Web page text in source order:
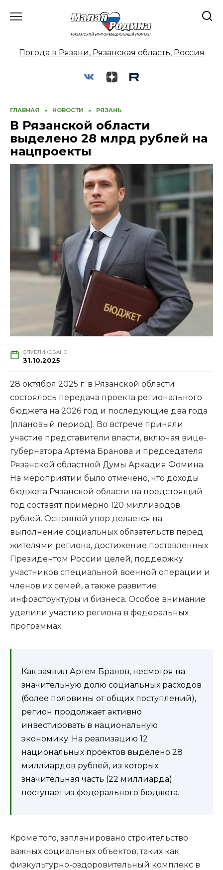
Погода в Рязани, Рязанская область, Россия
ГЛАВНАЯ » НОВОСТИ » РЯЗАНЬ
В Рязанской области
выделено 28 млрд рублей на
нацпроекты
ОПУБЛИКОВАНО
31.10.2025
28 октября 2025 г. в Рязанской области
состоялось передача проекта регионального
бюджета на 2026 год и последующие два года
(плановый период). Во встрече приняли
участие представители власти, включая вице-
губернатора Артёма Бранова и председателя
Рязанской областной Думы Аркадия Фомина.
На мероприятии было отмечено, что доходы
бюджета Рязанской области на предстоящий
год составят примерно 120 миллиардов
рублей. Основной упор делается на
выполнение социальных обязательств перед
жителями региона, достижение поставленных
Президентом России целей, поддержку
участников специальной военной операции и
членов их семей, а также развитие
инфраструктуры и бизнеса. Особое внимание
уделили участию региона в федеральных
программах.
Как заявил Артем Бранов, несмотря на
значительную долю социальных расходов
(более половины от общих поступлений),
регион продолжает активно
инвестировать в национальную
экономику. На реализацию 12
национальных проектов выделено 28
миллиардов рублей, из которых
значительная часть (22 миллиарда)
поступает из федерального бюджета.
Кроме того, запланировано строительство
важных социальных объектов, таких как
физкультурно-оздоровительный комплекс в